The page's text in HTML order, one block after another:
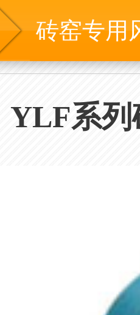
砖窑专用
YLF系列